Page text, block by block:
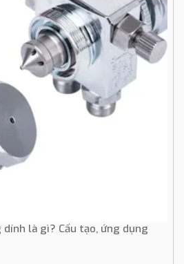
dính là gì? Cấu tạo, ứng dụng